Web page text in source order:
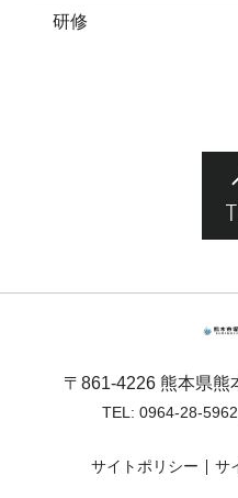
研修
〒861-4226 熊本県熊
TEL: 0964-28-5962
サイトポリシー サ